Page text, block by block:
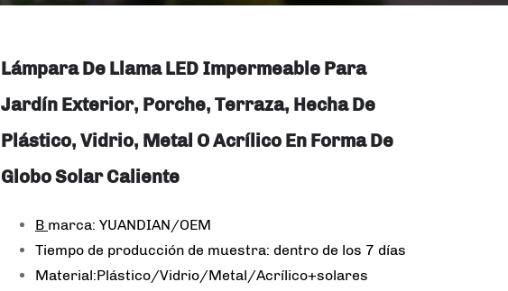
Lámpara De Llama LED Impermeable Para
Jardín Exterior, Porche, Terraza, Hecha De
Plástico, Vidrio, Metal O Acrílico En Forma De
Globo Solar Caliente
B marca: YUANDIAN/OEM
Tiempo de producción de muestra: dentro de los 7 días
Material:Plástico/Vidrio/Metal/Acrílico+solares